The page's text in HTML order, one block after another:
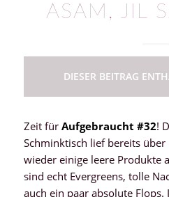
ASAM, JIL
DIESER BEITRAG
Zeit für Aufgebraucht #32!
Schminktisch lief bereits über
wieder einige leere Produkte
sind echt Evergreens, tolle
auch ein paar absolute Flops.